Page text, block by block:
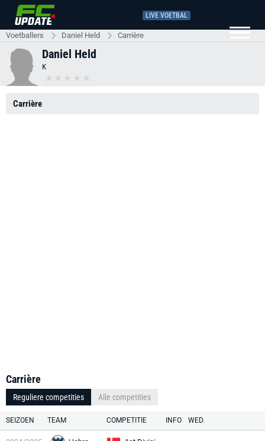
LIVE VOETBAL
Voetballers Daniel Held Carrière
Daniel Held
K
Carrière
Carrière
Reguliere competities Alle competities
SEIZOEN TEAM COMPETITIE INFO WED.